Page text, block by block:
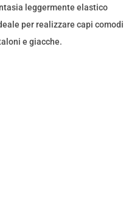
leggermente elastico
per realizzare capi comodi
e giacche.